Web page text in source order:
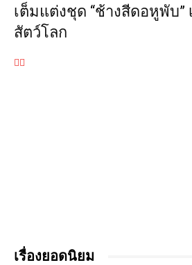
เต็มแต่งชุด “ช้างสีดอหูพับ”
สัตว์โลก
เรื่องยอดนิยม